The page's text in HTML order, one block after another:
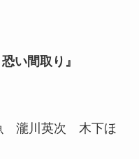
い間取り』
瀧川英次 木下ほ